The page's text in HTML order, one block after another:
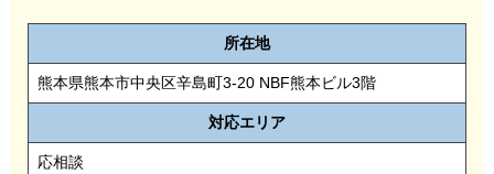
所在地
熊本県熊本市中央区辛島町3-20 NBF熊本ビル3階
対応エリア
応相談